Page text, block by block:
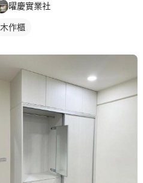
曜慶實業社
木作櫃